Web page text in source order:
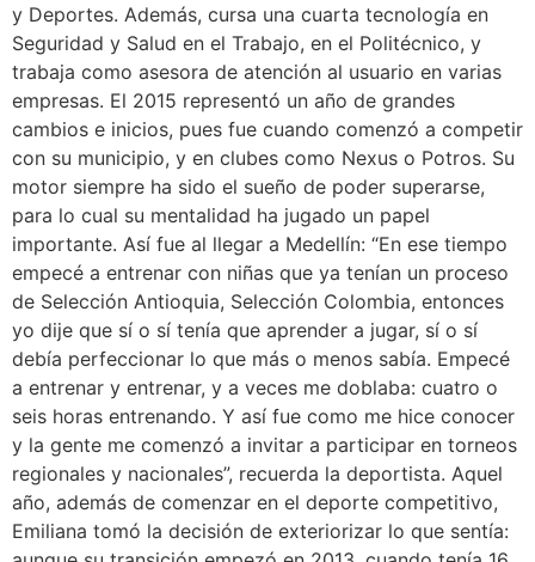
y Deportes. Además, cursa una cuarta tecnología en
Seguridad y Salud en el Trabajo, en el Politécnico, y
trabaja como asesora de atención al usuario en varias
empresas. El 2015 representó un año de grandes
cambios e inicios, pues fue cuando comenzó a competir
con su municipio, y en clubes como Nexus o Potros. Su
motor siempre ha sido el sueño de poder superarse,
para lo cual su mentalidad ha jugado un papel
importante. Así fue al llegar a Medellín: “En ese tiempo
empecé a entrenar con niñas que ya tenían un proceso
de Selección Antioquia, Selección Colombia, entonces
yo dije que sí o sí tenía que aprender a jugar, sí o sí
debía perfeccionar lo que más o menos sabía. Empecé
a entrenar y entrenar, y a veces me doblaba: cuatro o
seis horas entrenando. Y así fue como me hice conocer
y la gente me comenzó a invitar a participar en torneos
regionales y nacionales”, recuerda la deportista. Aquel
año, además de comenzar en el deporte competitivo,
Emiliana tomó la decisión de exteriorizar lo que sentía: